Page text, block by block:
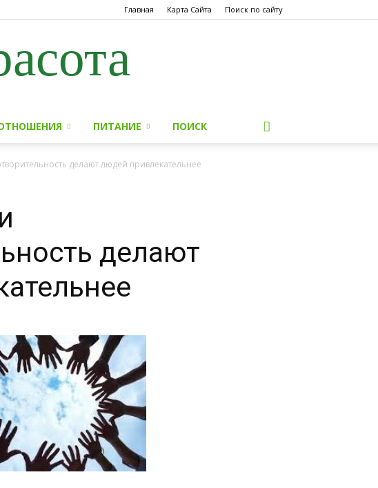
Главная Карта Сайта Поиск по сайту
ПИТАНИЕ ПОИСК
делают людей привлекательнее
делают